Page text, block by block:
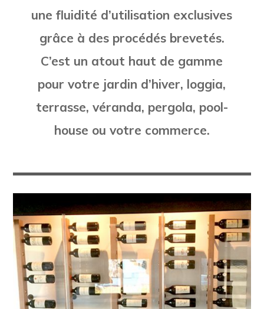
une fluidité d’utilisation exclusives
grâce à des procédés brevetés.
C’est un atout haut de gamme
pour votre jardin d’hiver, loggia,
terrasse, véranda, pergola, pool-
house ou votre commerce.